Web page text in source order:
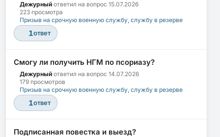
Дежурный ответил на вопрос 15.07.2026
223 просмотра
Призыв на срочную военную службу, службу в резерве
1ответ
Смогу ли получить НГМ по псориазу?
Дежурный ответил на вопрос 14.07.2026
179 просмотров
Призыв на срочную военную службу, службу в резерве
1ответ
Подписанная повестка и выезд?